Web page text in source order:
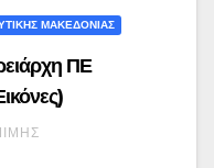
ΜΑΚΕΔΟΝΙΑΣ
ΠΕ